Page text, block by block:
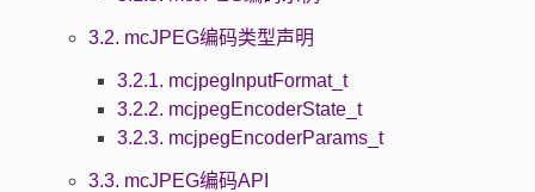
3.2. mcJPEG编码类型声明
3.2.1. mcjpegInputFormat_t
3.2.2. mcjpegEncoderState_t
3.2.3. mcjpegEncoderParams_t
3.3. mcJPEG编码API